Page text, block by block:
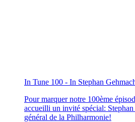
In Tune 100 - In Stephan
Pour marquer notre 100ème
accueilli un invité spécial:
général de la Philharmonie!